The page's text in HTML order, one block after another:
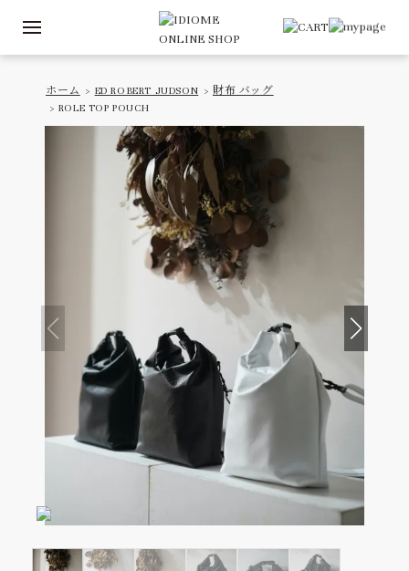
ホーム > ED ROBERT JUDSON > 財布 バッグ
> ROLE TOP POUCH